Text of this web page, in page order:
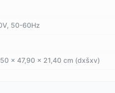
50-60Hz
x 47,90 x 21,40 cm (dxšxv)